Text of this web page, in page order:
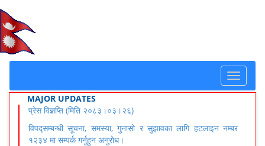
Toggle
MAJOR UPDATES
प्रेस विज्ञप्ति (मिति २०८३।०३।२६)
विपद्सम्बन्धी सूचना, समस्या, गुनासो र सुझावका लागि हटलाइन नम्बर
१२३४ मा सम्पर्क गर्नुहुन अनुरोध।